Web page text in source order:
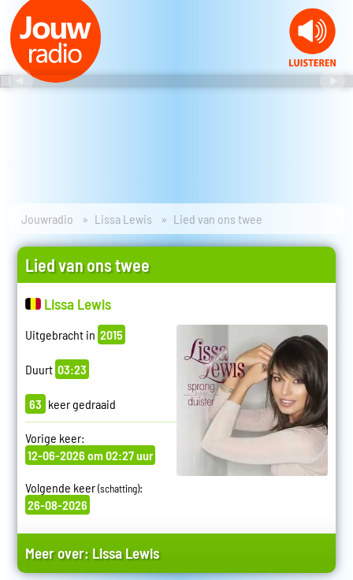
Jouwradio Lissa Lewis Lied van ons twee
Lied van ons twee
Lissa Lewis
Uitgebracht in 2015
Duurt 03:23
63 keer gedraaid
Vorige keer:
12-06-2026 om 02:27 uur
Volgende keer(schatting):
26-08-2026
Meer over: Lissa Lewis